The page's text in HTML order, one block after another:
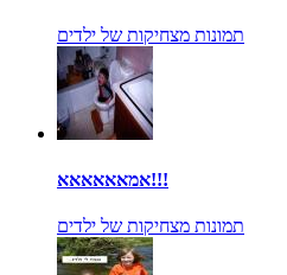
תמונות מצחיקות של ילדים
אמאאאאאא!!!
תמונות מצחיקות של ילדים